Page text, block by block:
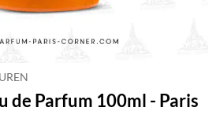
de Parfum 100ml - Paris